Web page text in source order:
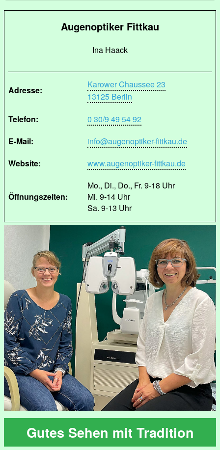
Augenoptiker Fittkau
Ina Haack
Adresse:
Karower Chaussee 23
13125 Berlin
Telefon:
0 30/9 49 54 92
E-Mail:
info@augenoptiker-fittkau.de
Website:
www.augenoptiker-fittkau.de
Öffnungszeiten:
Mo., Di., Do., Fr. 9-18 Uhr
Mi. 9-14 Uhr
Sa. 9-13 Uhr
Gutes Sehen mit Tradition